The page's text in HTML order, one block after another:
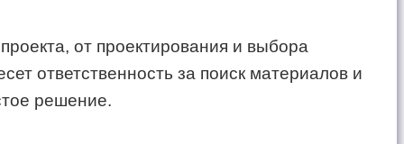
от проектирования и выбора
ответственность за поиск материалов и
решение.